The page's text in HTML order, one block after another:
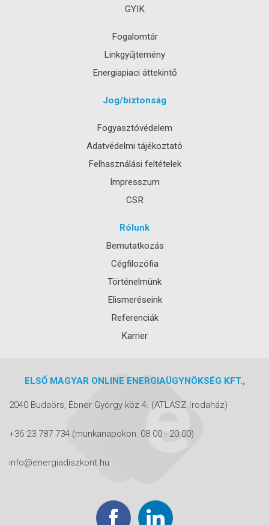
GYIK
Fogalomtár
Linkgyűjtemény
Energiapiaci áttekintő
Jog/biztonság
Fogyasztóvédelem
Adatvédelmi tájékoztató
Felhasználási feltételek
Impresszum
CSR
Rólunk
Bemutatkozás
Cégfilozófia
Történelmünk
Elismeréseink
Referenciák
Karrier
ELSŐ MAGYAR ONLINE ENERGIAÜGYNÖKSÉG KFT.,
2040 Budaörs, Ébner György köz 4. (ATLASZ Irodaház)
+36 23 787 734 (munkanapokon: 08.00 - 20.00)
info@energiadiszkont.hu